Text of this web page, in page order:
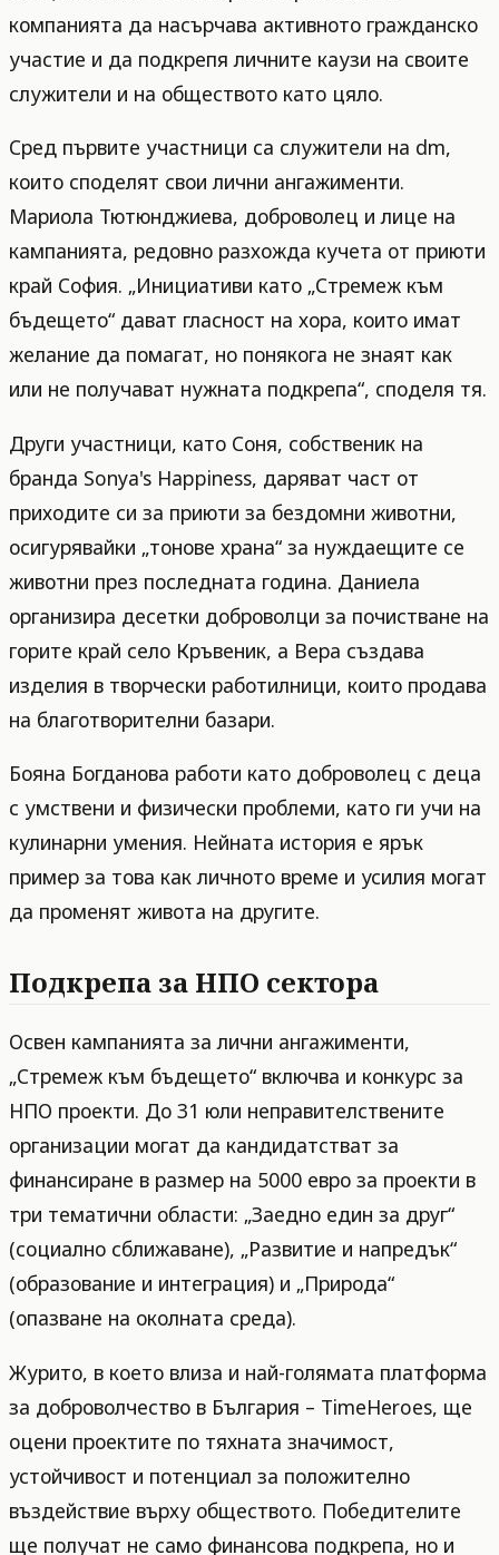
компанията да насърчава активното гражданско
участие и да подкрепя личните каузи на своите
служители и на обществото като цяло.
Сред първите участници са служители на dm,
които споделят свои лични ангажименти.
Мариола Тютюнджиева, доброволец и лице на
кампанията, редовно разхожда кучета от приюти
край София. „Инициативи като „Стремеж към
бъдещето“ дават гласност на хора, които имат
желание да помагат, но понякога не знаят как
или не получават нужната подкрепа“, споделя тя.
Други участници, като Соня, собственик на
бранда Sonya's Happiness, даряват част от
приходите си за приюти за бездомни животни,
осигурявайки „тонове храна“ за нуждаещите се
животни през последната година. Даниела
организира десетки доброволци за почистване на
горите край село Кръвеник, а Вера създава
изделия в творчески работилници, които продава
на благотворителни базари.
Бояна Богданова работи като доброволец с деца
с умствени и физически проблеми, като ги учи на
кулинарни умения. Нейната история е ярък
пример за това как личното време и усилия могат
да променят живота на другите.
Подкрепа за НПО сектора
Освен кампанията за лични ангажименти,
„Стремеж към бъдещето“ включва и конкурс за
НПО проекти. До 31 юли неправителствените
организации могат да кандидатстват за
финансиране в размер на 5000 евро за проекти в
три тематични области: „Заедно един за друг“
(социално сближаване), „Развитие и напредък“
(образование и интеграция) и „Природа“
(опазване на околната среда).
Журито, в което влиза и най-голямата платформа
за доброволчество в България – TimeHeroes, ще
оцени проектите по тяхната значимост,
устойчивост и потенциал за положително
въздействие върху обществото. Победителите
ще получат не само финансова подкрепа, но и